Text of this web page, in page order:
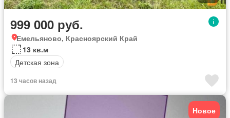
999 000 руб.
Емельяново, Красноярский Край
13 кв.м
Детская зона
13 часов назад
Новое